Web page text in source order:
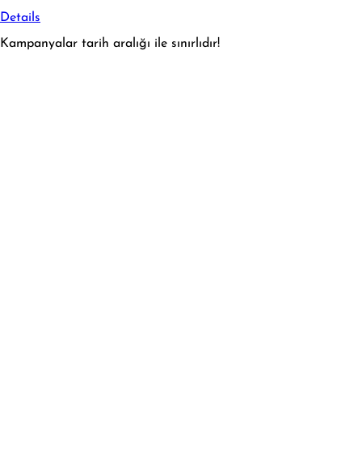
Details
Kampanyalar tarih aralığı ile sınırlıdır!